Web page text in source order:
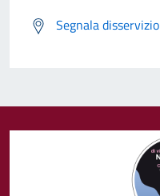
Segnala disservizio